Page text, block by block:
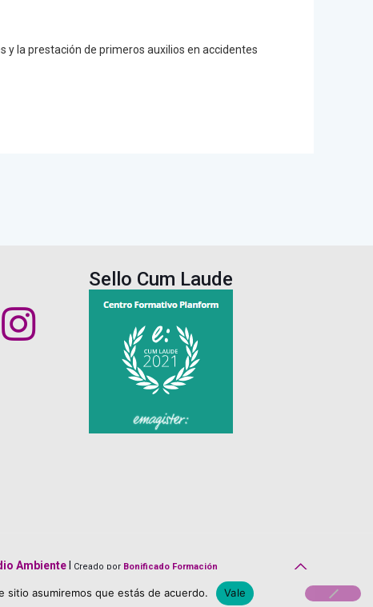
y la prestación de primeros auxilios en accidentes
Sello Cum Laude
Ambiente Creado por Bonificado Formación
Team Members
sitio asumiremos que estás de acuerdo. Vale